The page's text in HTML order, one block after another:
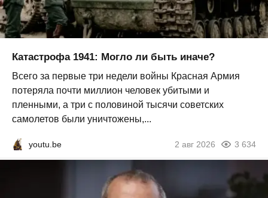
Катастрофа 1941: Могло ли быть иначе?
Всего за первые три недели войны Красная Армия
потеряла почти миллион человек убитыми и
пленными, а три с половиной тысячи советских
самолетов были уничтожены,...
youtu.be 2 авг 2026 3 634